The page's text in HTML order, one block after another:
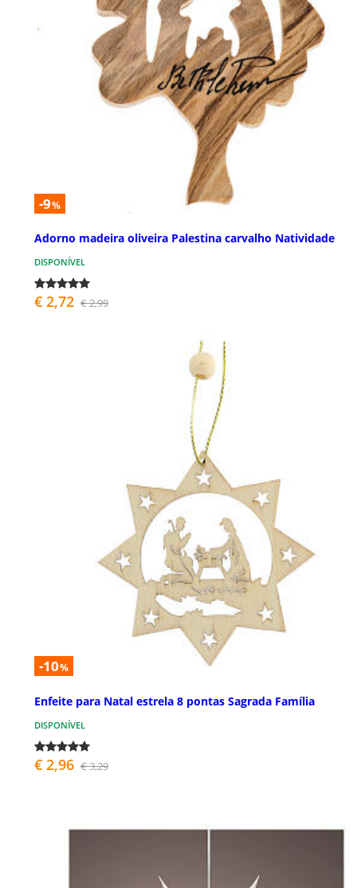
-9%
Adorno madeira oliveira Palestina carvalho Natividade
DISPONÍVEL
€ 2,72 € 2,99
-10%
Enfeite para Natal estrela 8 pontas Sagrada Família
DISPONÍVEL
€ 2,96 € 3,29